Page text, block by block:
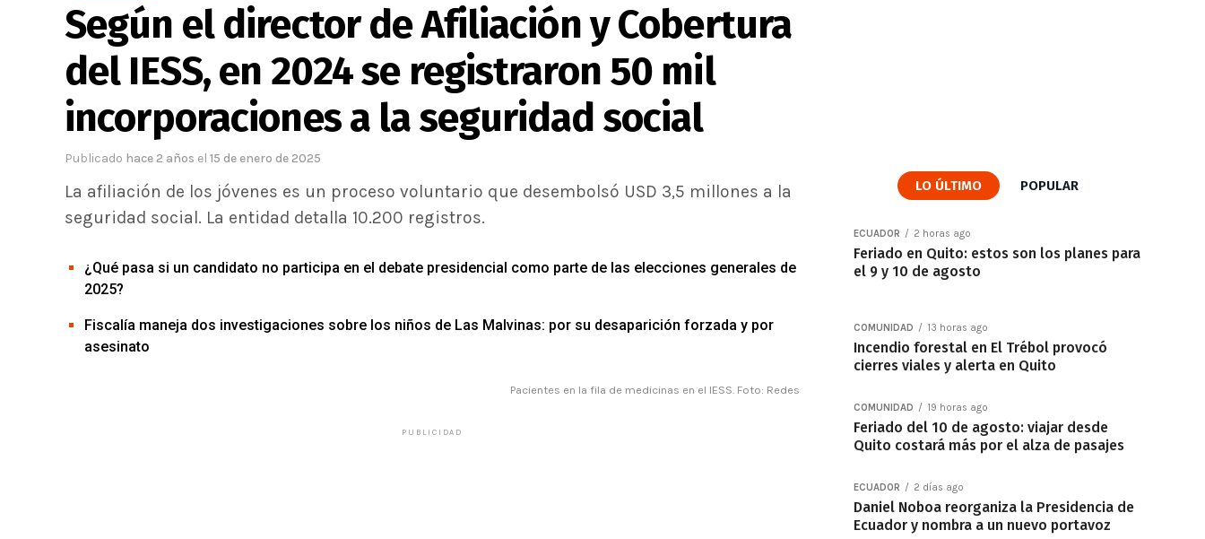
Según el director de Afiliación y Cobertura
del IESS, en 2024 se registraron 50 mil
incorporaciones a la seguridad social
Publicado hace 2 años el 15 de enero de 2025
La afiliación de los jóvenes es un proceso voluntario que desembolsó USD 3,5 millones a la
seguridad social. La entidad detalla 10.200 registros.
¿Qué pasa si un candidato no participa en el debate presidencial como parte de las elecciones generales de
2025?
Fiscalía maneja dos investigaciones sobre los niños de Las Malvinas: por su desaparición forzada y por
asesinato
Pacientes en la fila de medicinas en el IESS. Foto: Redes
PUBLICIDAD
LO ÚLTIMO POPULAR
ECUADOR 2 horas ago
Feriado en Quito: estos son los planes para
el 9 y 10 de agosto
COMUNIDAD 13 horas ago
Incendio forestal en El Trébol provocó
cierres viales y alerta en Quito
COMUNIDAD 19 horas ago
Feriado del 10 de agosto: viajar desde
Quito costará más por el alza de pasajes
ECUADOR 2 días ago
Daniel Noboa reorganiza la Presidencia de
Ecuador y nombra a un nuevo portavoz